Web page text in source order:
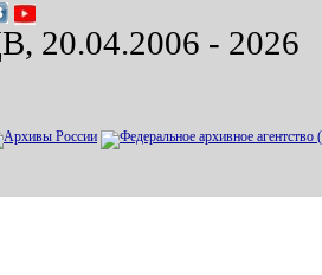
20.04.2006 - 2026